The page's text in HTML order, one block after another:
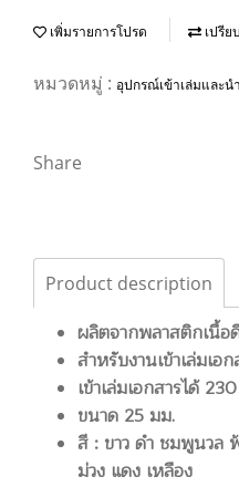
เพิ่มรายการโปรด เปรีย
หมวดหมู่ : อุปกรณ์เข้าเล่มและน
Share
Product description
ผลิตจากพลาสติกเนื้อ
สำหรับงานเข้าเล่มเอก
เข้าเล่มเอกสารได้
ขนาด 25 มม.
สี : ขาว ดำ ชมพูนวล
ม่วง แดง เหลือง